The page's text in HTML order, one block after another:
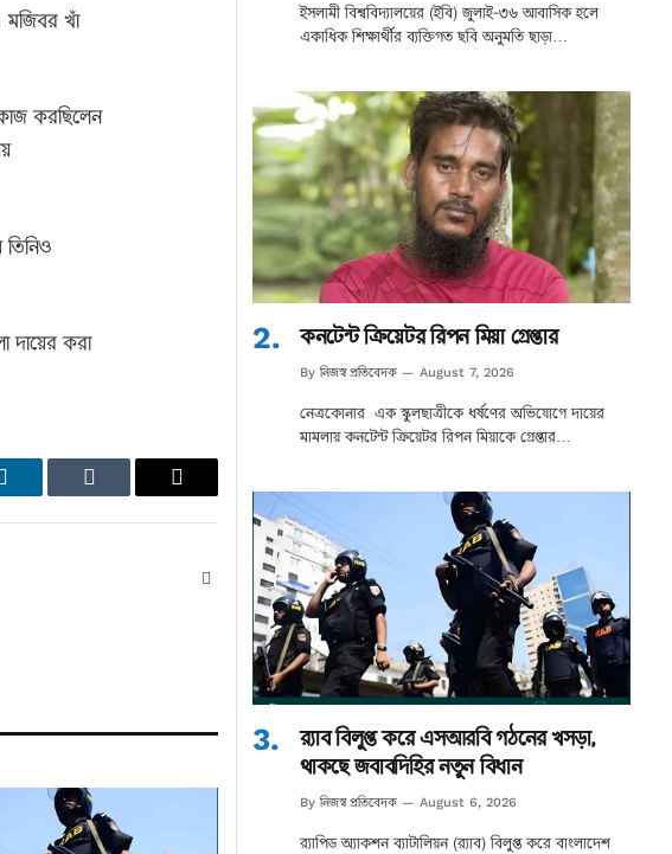
মজিবর খাঁ
কাজ করছিলেন
তিনিও
দায়ের করা
LinkedIn Tumblr Email
Website
ইসলামী বিশ্ববিদ্যালয়ের (ইবি) জুলাই-৩৬ আবাসিক হলে
একাধিক শিক্ষার্থীর ব্যক্তিগত ছবি অনুমতি ছাড়া…
কনটেন্ট ক্রিয়েটর রিপন মিয়া গ্রেপ্তার
By নিজস্ব প্রতিবেদক August 7, 2026
নেত্রকোনার এক স্কুলছাত্রীকে ধর্ষণের অভিযোগে দায়ের
মামলায় কনটেন্ট ক্রিয়েটর রিপন মিয়াকে গ্রেপ্তার…
র‌্যাব বিলুপ্ত করে এসআরবি গঠনের খসড়া,
থাকছে জবাবদিহির নতুন বিধান
By নিজস্ব প্রতিবেদক August 6, 2026
র‌্যাপিড অ্যাকশন ব্যাটালিয়ন (র‌্যাব) বিলুপ্ত করে বাংলাদেশ